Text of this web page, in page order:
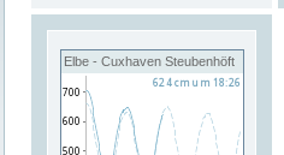
Elbe - Cuxhaven Steubenhöft